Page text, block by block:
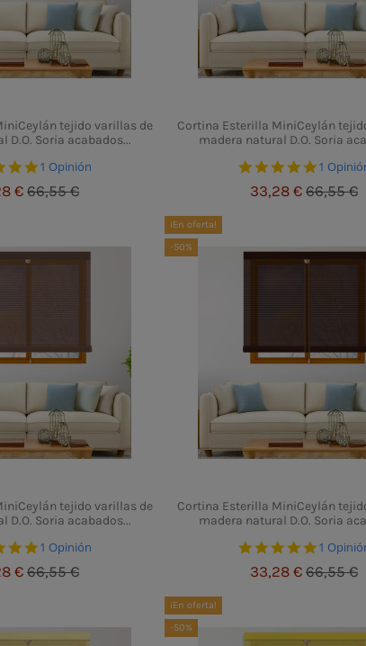
tejido varillas de
D.O. Soria acabados...
5.0 star rating
1 Opinión
€ 66,55 €
Cortina Esterilla MiniCeylán
madera natural D.O. Soria
5.0 star
1
33,28 € 66,55 €
tejido varillas de
D.O. Soria acabados...
5.0 star rating
1 Opinión
€ 66,55 €
¡En oferta!
-50%
Cortina Esterilla MiniCeylán
madera natural D.O. Soria
5.0 star
1
33,28 € 66,55 €
¡En oferta!
-50%